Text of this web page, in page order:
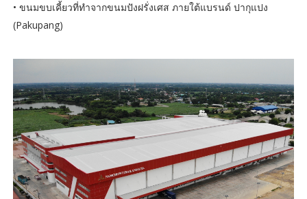
• ขนมขบเคี้ยวที่ทำจากขนมปังฝรั่งเศส ภายใต้แบรนด์ ปากุแปง
(Pakupang)